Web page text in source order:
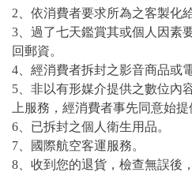
2、依消費者要求所為之客製化給
3、過了七天鑑賞其或個人因素
回郵資。
4、經消費者拆封之影音商品或
5、非以有形媒介提供之數位內
上服務，經消費者事先同意始提
6、已拆封之個人衛生用品。
7、國際航空客運服務。
8、收到您的退貨，檢查無誤後